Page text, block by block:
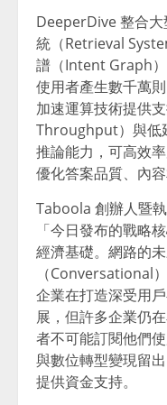
DeeperDive 整合
統（Retrieval
譜（Intent Graph
使用者產生數千萬
加速運算技術提供
Throughput）與低
推論能力，可高效
優化答案品質、內
Taboola 創辦人暨
「今日發布的戰略
經濟基礎。網路的
（Conversational
企業在打造深受用
展，但許多企業仍
者不可能訂閱他們
與數位轉型變現留
提供資金支持。